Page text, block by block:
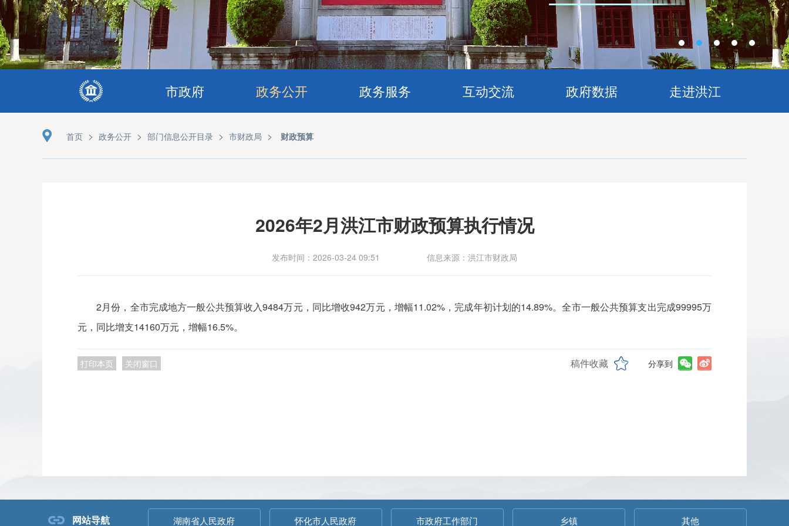
市政府 政务公开 政务服务 互动交流 政府数据 走进洪江
首页 > 政务公开 > 部门信息公开目录 > 市财政局 > 财政预算
2026年2月洪江市财政预算执行情况
发布时间：2026-03-24 09:51 信息来源：洪江市财政局
2月份，全市完成地方一般公共预算收入9484万元，同比增收942万元，增幅11.02%，完成年初计划的14.89%。全市一般公共预算支出完成99995万
元，同比增支14160万元，增幅16.5%。
打印本页 关闭窗口 稿件收藏 分享到
网站导航 湖南省人民政府 怀化市人民政府 市政府工作部门 乡镇 其他